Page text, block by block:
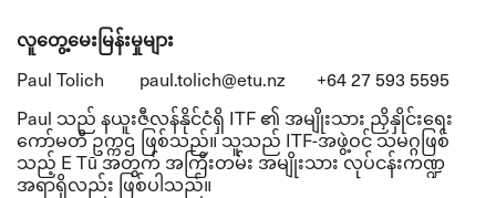
လူတွေ့မေးမြန်းမှုများ
Paul Tolich paul.tolich@etu.nz
+64 27 593 5595
Paul သည် နယူးဇီလန်နိုင်ငံရှိ ITF ၏ အမျိုးသား ညှိနှိုင်းရေး
ကော်မတီ ဥက္ကဌ ဖြစ်သည်။သူသည် ITF-အဖွဲ့ဝင် သမဂ္ဂဖြစ်
သည့် E Tūအတွက် အကြီးတမ်း အမျိုးသား လုပ်ငန်းကဏ္ဍ
အရာရှိလည်း ဖြစ်ပါသည်။